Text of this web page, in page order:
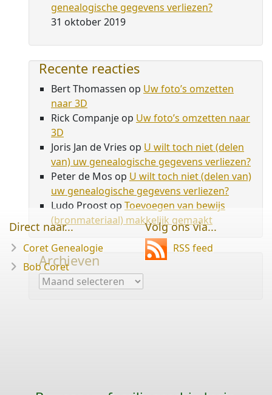
genealogische gegevens verliezen?
31 oktober 2019
Recente reacties
Bert Thomassen op Uw foto’s omzetten
naar 3D
Rick Companje op Uw foto’s omzetten naar
3D
Joris Jan de Vries op U wilt toch niet (delen
van) uw genealogische gegevens verliezen?
Peter de Mos op U wilt toch niet (delen van)
uw genealogische gegevens verliezen?
Ludo Proostop Toevoegen van bewijs
(bronmateriaal) makkelijk gemaakt
Archieven
Archieven
Direct naar...
Coret Genealogie
Bob Coret
Volg ons via...
RSS feed